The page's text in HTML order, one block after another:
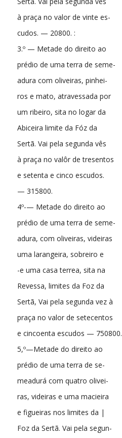
à praça no valor de vinte es-
cudos. — 20800. :
3.º — Metade do direito ao
prédio de uma terra de seme-
adura com oliveiras, pinhei-
ros e mato, atravessada por
um ribeiro, sita no logar da
Abiceira limite da Fóz da
Sertã. Vai pela segunda vês
à praça no valôr de tresentos
e setenta e cinco escudos.
— 315800.
4º-— Metade do direito ao
prédio de uma terra de seme-
adura, com oliveiras, videiras
uma larangeira, sobreiro e
-e uma casa terrea, sita na
Revessa, limites da Foz da
Sertã, Vai pela segunda vez à
praça no valor de setecentos
e cincoenta escudos — 750800.
5,º—Metade do direito ao
prédio de uma terra de se-
meadurá com quatro olivei-
ras, videiras e uma macieira
e figueiras nos limites da |
Foz da Sertã. Vai pela segun-